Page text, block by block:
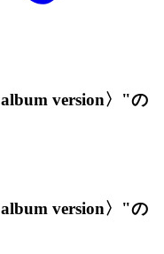
version〉"の
version〉"の